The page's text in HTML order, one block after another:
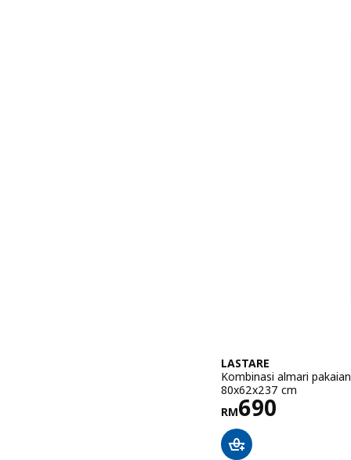
LASTARE
Kombinasi almari
80x62x237 cm
RM690
Harga RM